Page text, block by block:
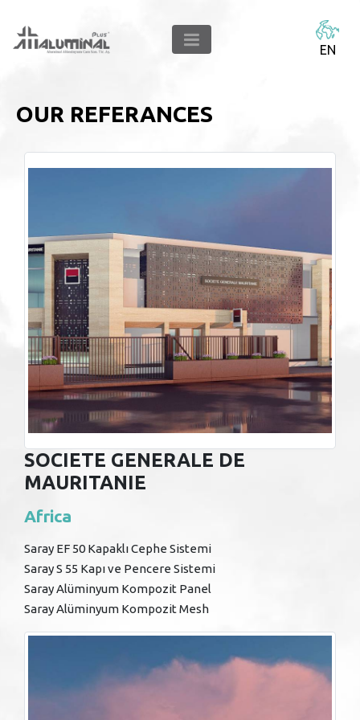
EN
OUR REFERANCES
SOCIETE GENERALE DE
MAURITANIE
Africa
Saray EF 50 Kapaklı Cephe Sistemi
Saray S 55 Kapı ve Pencere Sistemi
Saray Alüminyum Kompozit Panel
Saray Alüminyum Kompozit Mesh